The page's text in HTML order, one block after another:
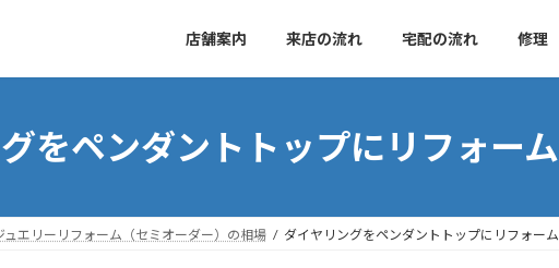
店舗案内 来店の流れ 宅配の流れ 修理
をペンダントトップにリフォーム
ュエリーリフォーム（セミオーダー）の相場 ダイヤリングをペンダントトップにリフォーム